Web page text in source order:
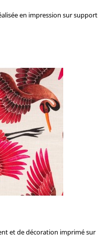
en impression sur support
et de décoration imprimé sur